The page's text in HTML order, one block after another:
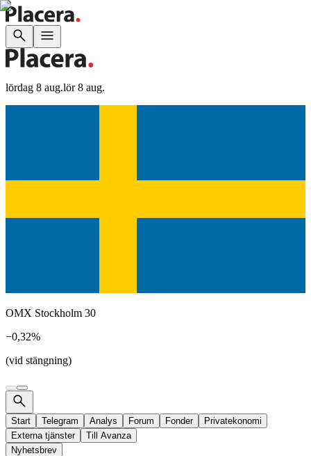
lördag 8 aug.lör 8 aug.
OMX Stockholm 30
−0,32%
(vid stängning)
Start Telegram Analys Forum Fonder
Privatekonomi
Externa tjänster
Till Avanza
Nyhetsbrev